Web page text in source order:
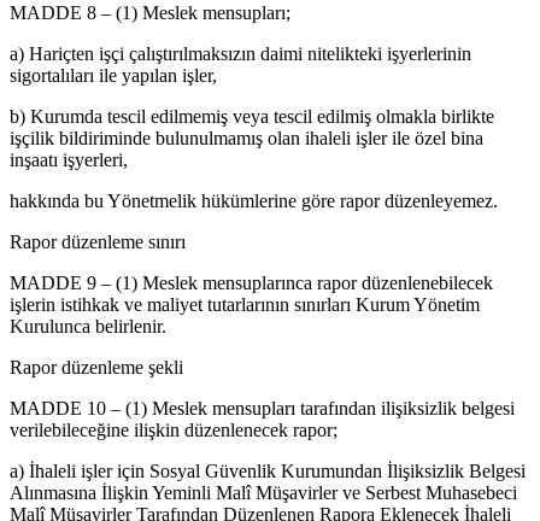
MADDE 8 – (1) Meslek mensupları;
a) Hariçten işçi çalıştırılmaksızın daimi nitelikteki işyerlerinin
sigortalıları ile yapılan işler,
b) Kurumda tescil edilmemiş veya tescil edilmiş olmakla birlikte
işçilik bildiriminde bulunulmamış olan ihaleli işler ile özel bina
inşaatı işyerleri,
hakkında bu Yönetmelik hükümlerine göre rapor düzenleyemez.
Rapor düzenleme sınırı
MADDE 9 – (1) Meslek mensuplarınca rapor düzenlenebilecek
işlerin istihkak ve maliyet tutarlarının sınırları Kurum Yönetim
Kurulunca belirlenir.
Rapor düzenleme şekli
MADDE 10 – (1) Meslek mensupları tarafından ilişiksizlik belgesi
verilebileceğine ilişkin düzenlenecek rapor;
a) İhaleli işler için Sosyal Güvenlik Kurumundan İlişiksizlik Belgesi
Alınmasına İlişkin Yeminli Malî Müşavirler ve Serbest Muhasebeci
Malî Müşavirler Tarafından Düzenlenen Rapora Eklenecek İhaleli